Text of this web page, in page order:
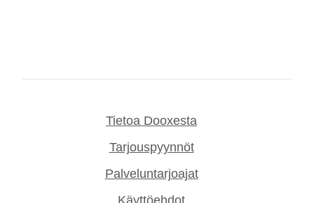
Tietoa Dooxesta
Tarjouspyynnöt
Palveluntarjoajat
Käyttöehdot